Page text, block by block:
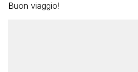
Buon viaggio!